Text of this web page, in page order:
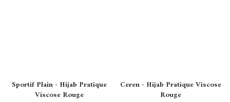
Sportif Plain - Hijab Pratique
Viscose Rouge
Ceren - Hijab Pratique Viscose
Rouge